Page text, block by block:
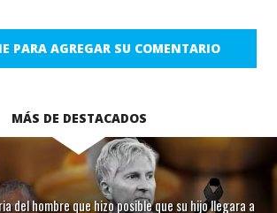
PARA AGREGAR SU COMENTARIO
MÁS DE DESTACADOS
del hombre que hizo posible que su hijo llegara a